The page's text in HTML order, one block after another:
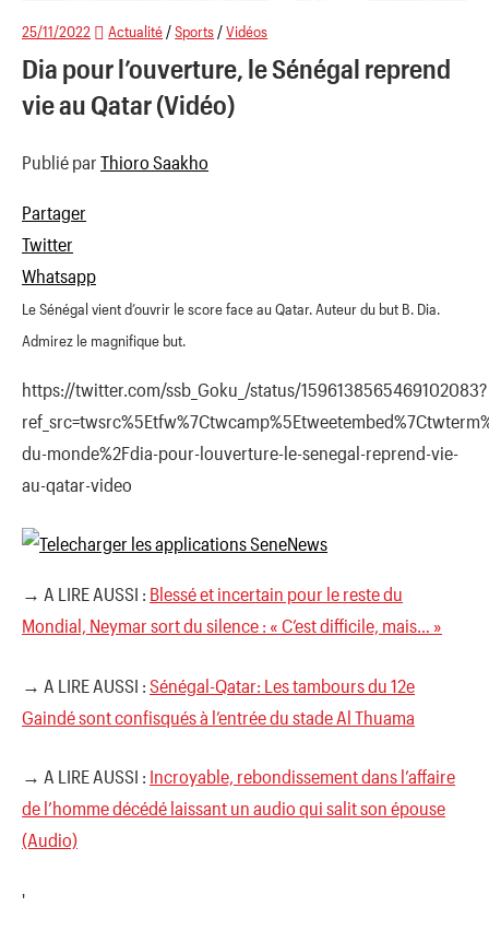
25/11/2022 Actualité /Sports /Vidéos
Dia pour l’ouverture, le Sénégal reprend
vie au Qatar (Vidéo)
Publié par Thioro Saakho
Partager
Twitter
Whatsapp
Le Sénégal vient d’ouvrir le score face au Qatar.Auteur du but B. Dia.
Admirez le magnifique but.
https://twitter.com/ssb_Goku_/status/1596138565469102083?
du-monde%2Fdia-pour-louverture-le-senegal-reprend-vie-
au-qatar-video
→ A LIRE AUSSI : Blessé et incertain pour le reste du
Mondial, Neymar sort du silence : « C’est difficile, mais… »
→ A LIRE AUSSI : Sénégal-Qatar: Les tambours du 12e
Gaindé sont confisqués à l’entrée du stade Al Thuama
→ A LIRE AUSSI : Incroyable, rebondissement dans l’affaire
de l’homme décédé laissant un audio qui salit son épouse
(Audio)
'